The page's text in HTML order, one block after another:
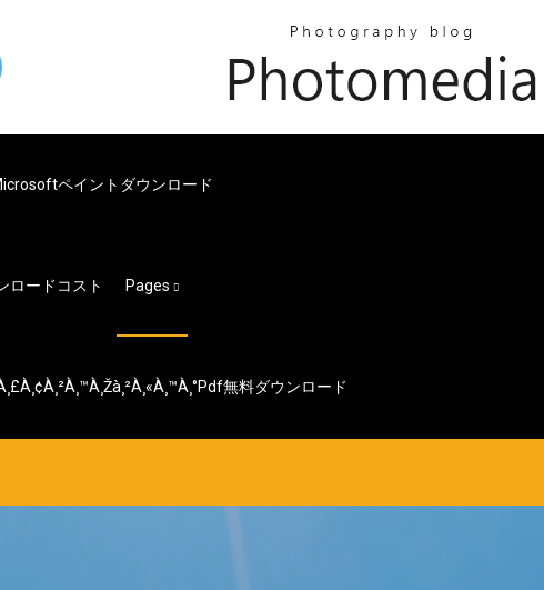
ペイントダウンロード
ロードコスト Pages
無料ダウンロード